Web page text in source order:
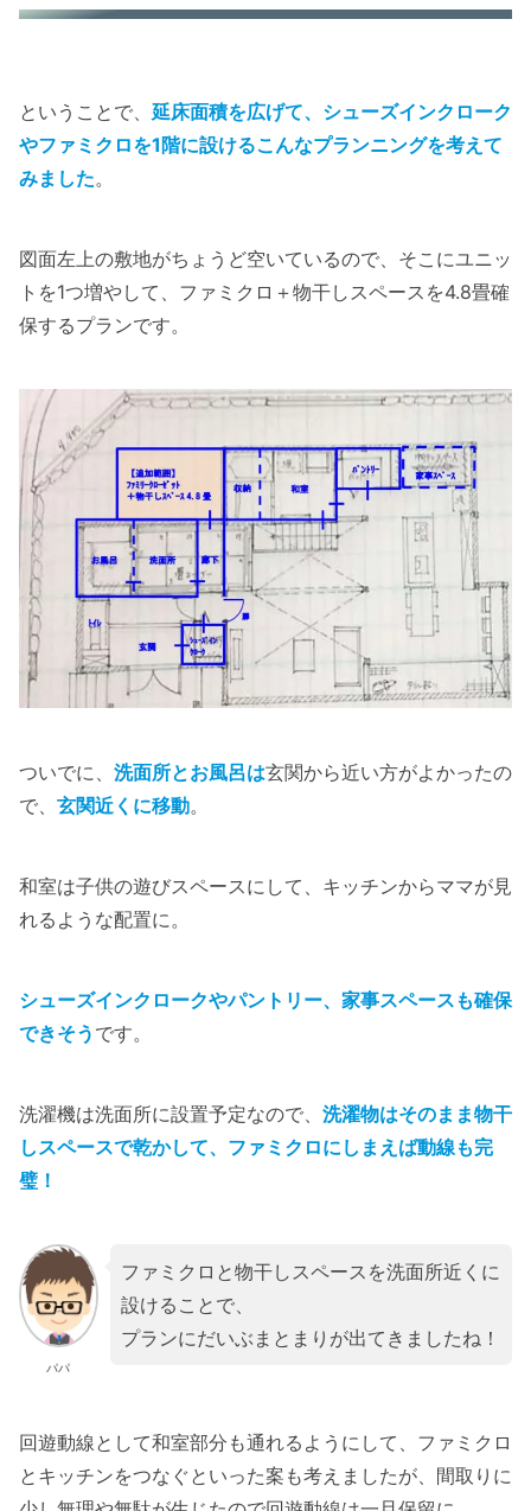
ということで、 延床面積を広げて、シューズインクローク
やファミクロを1階に設けるこんなプランニングを考えて
みました。
図面左上の敷地がちょうど空いているので、そこにユニッ
トを1つ増やして、ファミクロ＋物干しスペースを4.8畳確
保するプランです。
ついでに、 洗面所とお風呂は玄関から近い方がよかったの
で、 玄関近くに移動。
和室は子供の遊びスペースにして、キッチンからママが見
れるような配置に。
シューズインクロークやパントリー、家事スペースも確保
できそう です。
洗濯機は洗面所に設置予定なので、 洗濯物はそのまま物干
しスペースで乾かして、ファミクロにしまえば動線も完
璧！
パパ
ファミクロと物干しスペースを洗面所近くに
設けることで、
プランにだいぶまとまりが出てきましたね！
回遊動線として和室部分も通れるようにして、ファミクロ
とキッチンをつなぐといった案も考えましたが、間取りに